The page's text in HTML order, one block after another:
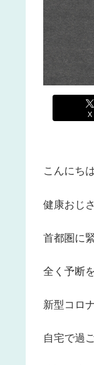
X
こんにちは
健康おじ
首都圏に
全く予断
新型コロ
自宅で過